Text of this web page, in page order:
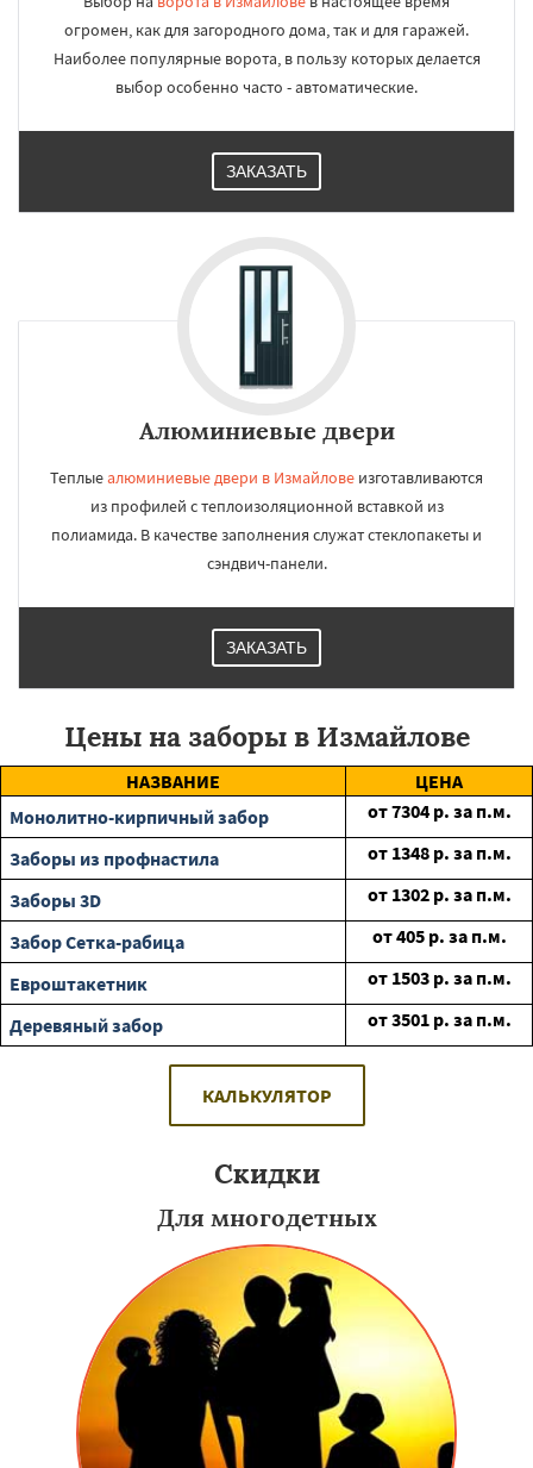
огромен, как для загородного дома, так и для гаражей.
Наиболее популярные ворота, в пользу которых делается
выбор особенно часто - автоматические.
ЗАКАЗАТЬ
Алюминиевые двери
Теплыеалюминиевые двери в Измайлове изготавливаются
из профилей с теплоизоляционной вставкой из
полиамида. В качестве заполнения служат стеклопакеты и
сэндвич-панели.
ЗАКАЗАТЬ
Цены на заборы в Измайлове
НАЗВАНИЕ
ЦЕНА
Монолитно-кирпичный забор
от7304 р. за п.м.
Заборы из профнастила
от 1348 р. за п.м.
Заборы 3D
от 1302 р. за п.м.
Забор Сетка-рабица
от405 р. за п.м.
Евроштакетник
от 1503 р. за п.м.
Деревяный забор
от3501 р. за п.м.
КАЛЬКУЛЯТОР
Скидки
Для многодетных